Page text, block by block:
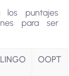
los puntajes
para ser
OOPT